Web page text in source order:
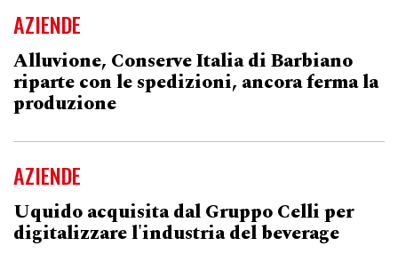
AZIENDE
Alluvione, Conserve Italia di Barbiano
riparte con le spedizioni, ancora ferma la
produzione
AZIENDE
Uquido acquisita dal Gruppo Celli per
digitalizzare l'industria del beverage